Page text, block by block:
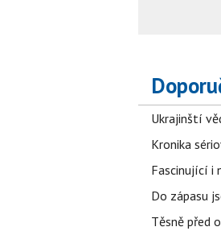
Ukrajinští
Kronika
Fascinující i
Do zápasu
Těsně před